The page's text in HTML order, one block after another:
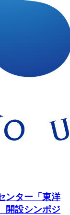
ンター「東洋
開設シンポジ